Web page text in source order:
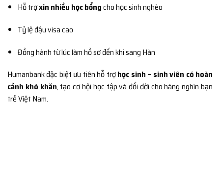
Hỗ trợxin nhiều học bổngcho học sinh nghèo
Tỷ lệ đậu visa cao
Đồng hành từ lúc làm hồ sơ đến khi sang Hàn
Humanbank đặc biệt ưu tiên hỗ trợhọc sinh – sinh viên có hoàn
cảnh khó khăn, tạo cơ hội học tập và đổi đời cho hàng nghìn bạn
trẻ Việt Nam.